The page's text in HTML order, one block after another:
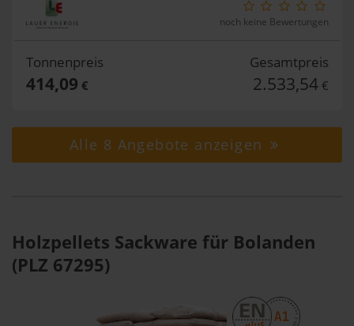
noch keine Bewertungen
Tonnenpreis
414,09 €
Gesamtpreis
2.533,54 €
Alle 8 Angebote anzeigen
Holzpellets Sackware für Bolanden
(PLZ 67295)